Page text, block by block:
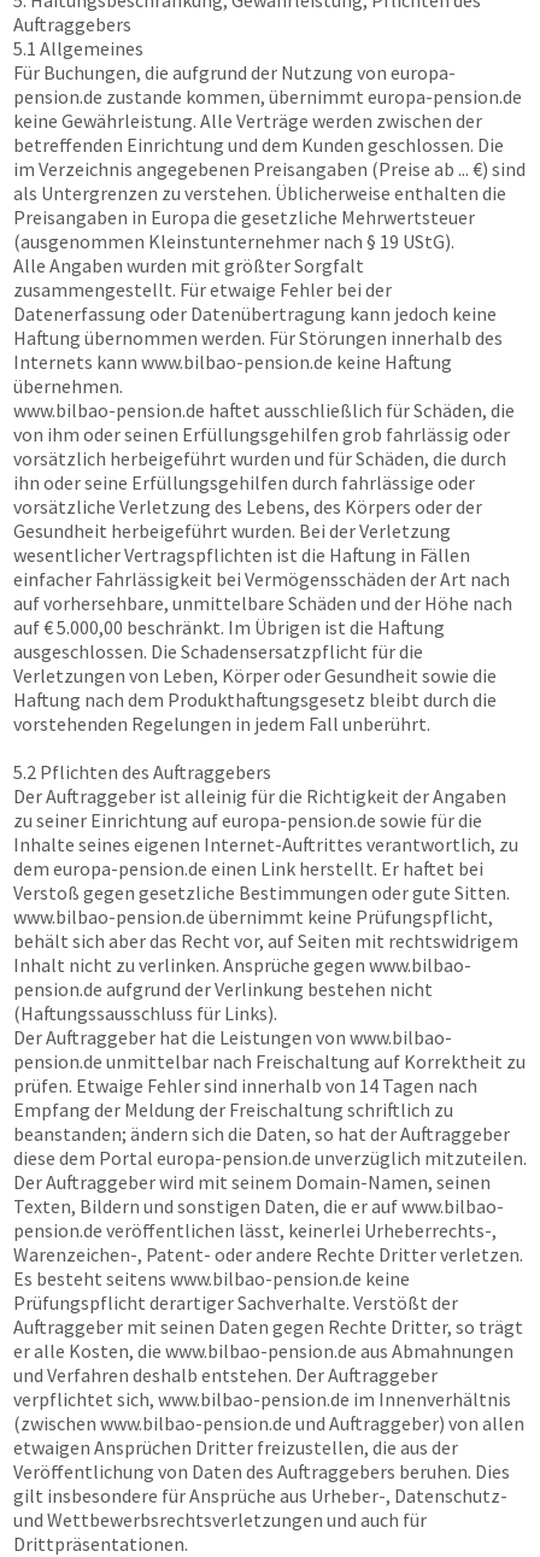
Auftraggebers
5.1 Allgemeines
Für Buchungen, die aufgrund der Nutzung von europa-
pension.de zustande kommen, übernimmt europa-pension.de
keine Gewährleistung. Alle Verträge werden zwischen der
betreffenden Einrichtung und dem Kunden geschlossen. Die
im Verzeichnis angegebenen Preisangaben (Preise ab ... €) sind
als Untergrenzen zu verstehen. Üblicherweise enthalten die
Preisangaben in Europa die gesetzliche Mehrwertsteuer
(ausgenommen Kleinstunternehmer nach § 19 UStG).
Alle Angaben wurden mit größter Sorgfalt
zusammengestellt. Für etwaige Fehler bei der
Datenerfassung oder Datenübertragung kann jedoch keine
Haftung übernommen werden. Für Störungen innerhalb des
Internets kann www.bilbao-pension.de keine Haftung
übernehmen.
www.bilbao-pension.de haftet ausschließlich für Schäden, die
von ihm oder seinen Erfüllungsgehilfen grob fahrlässig oder
vorsätzlich herbeigeführt wurden und für Schäden, die durch
ihn oder seine Erfüllungsgehilfen durch fahrlässige oder
vorsätzliche Verletzung des Lebens, des Körpers oder der
Gesundheit herbeigeführt wurden. Bei der Verletzung
wesentlicher Vertragspflichten ist die Haftung in Fällen
einfacher Fahrlässigkeit bei Vermögensschäden der Art nach
auf vorhersehbare, unmittelbare Schäden und der Höhe nach
auf € 5.000,00 beschränkt. Im Übrigen ist die Haftung
ausgeschlossen. Die Schadensersatzpflicht für die
Verletzungen von Leben, Körper oder Gesundheit sowie die
Haftung nach dem Produkthaftungsgesetz bleibt durch die
vorstehenden Regelungen in jedem Fall unberührt.
5.2 Pflichten des Auftraggebers
Der Auftraggeber ist alleinig für die Richtigkeit der Angaben
zu seiner Einrichtung aufeuropa-pension.de sowie für die
Inhalte seines eigenen Internet-Auftrittes verantwortlich, zu
dem europa-pension.de einen Link herstellt. Er haftet bei
Verstoß gegen gesetzliche Bestimmungen oder gute Sitten.
www.bilbao-pension.de übernimmt keine Prüfungspflicht,
behält sich aber das Recht vor, auf Seiten mit rechtswidrigem
Inhalt nicht zu verlinken. Ansprüche gegen www.bilbao-
pension.de aufgrund der Verlinkung bestehen nicht
(Haftungssausschluss für Links).
Der Auftraggeber hat die Leistungen von www.bilbao-
pension.de unmittelbar nach Freischaltung auf Korrektheit zu
prüfen. Etwaige Fehler sind innerhalb von 14 Tagen nach
Empfang der Meldung der Freischaltung schriftlich zu
beanstanden; ändern sich die Daten, so hat der Auftraggeber
diese dem Portal europa-pension.de unverzüglich mitzuteilen.
Der Auftraggeber wird mit seinem Domain-Namen, seinen
Texten, Bildern und sonstigen Daten, die er aufwww.bilbao-
pension.de veröffentlichen lässt, keinerlei Urheberrechts-,
Warenzeichen-, Patent- oder andere Rechte Dritter verletzen.
Es besteht seitens www.bilbao-pension.de keine
Prüfungspflicht derartiger Sachverhalte. Verstößt der
Auftraggeber mit seinen Daten gegen Rechte Dritter, so trägt
er alle Kosten, die www.bilbao-pension.de aus Abmahnungen
und Verfahren deshalb entstehen. Der Auftraggeber
verpflichtet sich, www.bilbao-pension.de im Innenverhältnis
(zwischen www.bilbao-pension.de und Auftraggeber) von allen
etwaigen Ansprüchen Dritter freizustellen, die aus der
Veröffentlichung von Daten des Auftraggebers beruhen. Dies
gilt insbesondere für Ansprüche aus Urheber-, Datenschutz-
und Wettbewerbsrechtsverletzungen und auch für
Drittpräsentationen.